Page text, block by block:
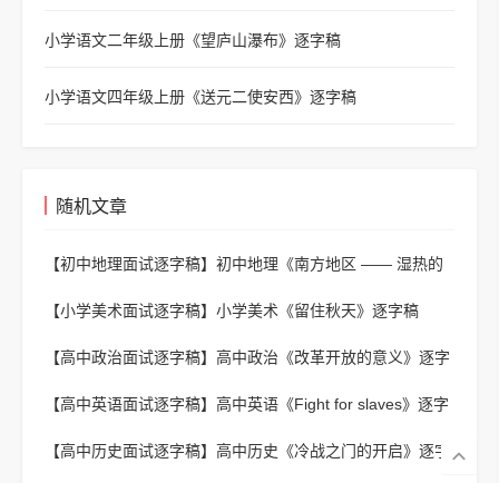
小学语文二年级上册《望庐山瀑布》逐字稿
小学语文四年级上册《送元二使安西》逐字稿
随机文章
【初中地理面试逐字稿】 初中地理《南方地区 —— 湿热的
【小学美术面试逐字稿】 小学美术《留住秋天》逐字稿
【高中政治面试逐字稿】 高中政治《改革开放的意义》逐字
【高中英语面试逐字稿】 高中英语《Fight for slaves》逐字
【高中历史面试逐字稿】 高中历史《冷战之门的开启》逐字